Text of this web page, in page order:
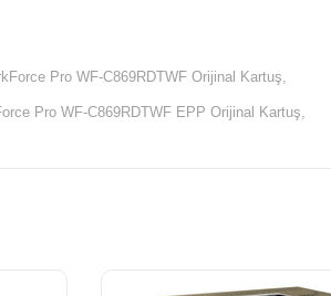
Pro WF-C869RDTWF Orijinal Kartuş,
Pro WF-C869RDTWF EPP Orijinal Kartuş,